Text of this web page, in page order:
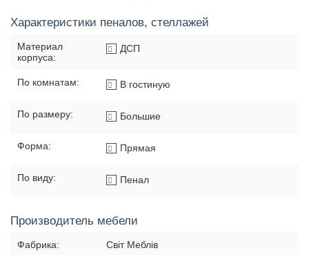
Характеристики пеналов, стеллажей
Материал
корпуса:
ДСП
По комнатам: В гостиную
По размеру: Большие
Форма: Прямая
По виду: Пенал
Производитель мебели
Фабрика: Світ Меблів